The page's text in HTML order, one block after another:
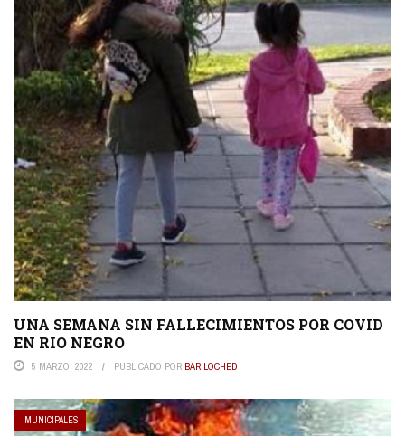
UNA SEMANA SIN FALLECIMIENTOS POR COVID
EN RIO NEGRO
5 MARZO, 2022 PUBLICADO POR BARILOCHED
MUNICIPALES